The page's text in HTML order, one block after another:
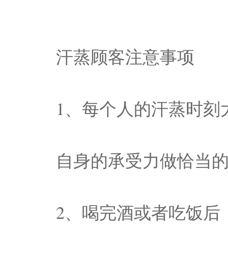
汗蒸顾客注意事项
1、每个人的汗蒸时
自身的承受力做恰当
2、喝完酒或者吃饭